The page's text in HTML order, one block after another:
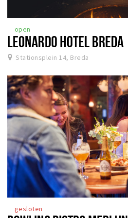
open
LEONARDO HOTEL BREDA
Stationsplein 14, Breda
gesloten